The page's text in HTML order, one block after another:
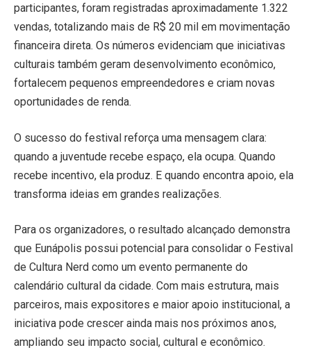
participantes, foram registradas aproximadamente 1.322
vendas, totalizando mais de R$ 20 mil em movimentação
financeira direta. Os números evidenciam que iniciativas
culturais também geram desenvolvimento econômico,
fortalecem pequenos empreendedores e criam novas
oportunidades de renda.
O sucesso do festival reforça uma mensagem clara:
quando a juventude recebe espaço, ela ocupa. Quando
recebe incentivo, ela produz. E quando encontra apoio, ela
transforma ideias em grandes realizações.
Para os organizadores, o resultado alcançado demonstra
que Eunápolis possui potencial para consolidar o Festival
de Cultura Nerd como um evento permanente do
calendário cultural da cidade. Com mais estrutura, mais
parceiros, mais expositores e maior apoio institucional, a
iniciativa pode crescer ainda mais nos próximos anos,
ampliando seu impacto social, cultural e econômico.